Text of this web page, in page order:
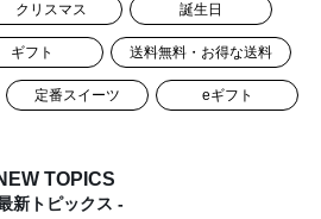
クリスマス 誕生日
ギフト 送料無料・お得な送料
定番スイーツ eギフト
TOPICS
新トピックス -